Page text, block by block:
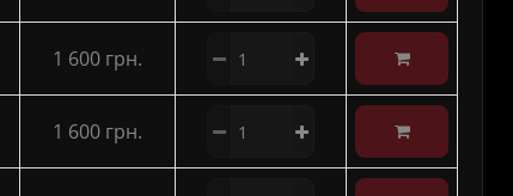
1 600 грн.
1 600 грн.